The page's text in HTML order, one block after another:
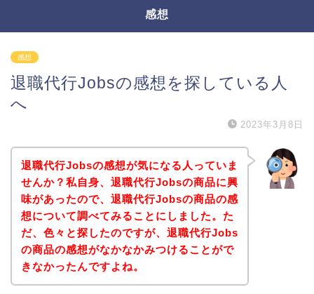
感想
感想
退職代行Jobsの感想を探している人
へ
2023年3月8日
退職代行Jobsの感想が気になる人っていま
せんか？私自身、退職代行Jobsの商品に興
味があったので、退職代行Jobsの商品の感
想について調べてみることにしました。た
だ、色々と探したのですが、退職代行Jobs
の商品の感想がなかなかみつけることがで
きなかったんですよね。